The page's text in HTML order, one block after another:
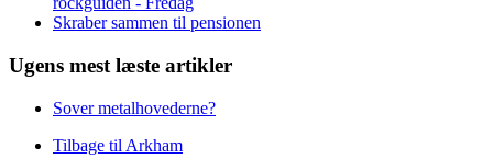
Skraber sammen til pensionen
Ugens mest læste artikler
Sover metalhovederne?
Tilbage til Arkham